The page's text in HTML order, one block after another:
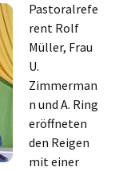
Pastoralrefe
rent Rolf
Müller, Frau
U.
Zimmerman
n und A. Ring
eröffneten
den Reigen
mit einer